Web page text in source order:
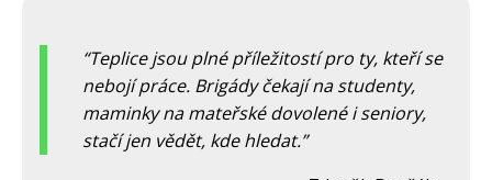
Teplice jsou plné příležitostí pro ty, kteří se
nebojí práce. Brigády čekají na studenty,
maminky na mateřské dovolené i seniory,
stačí jen vědět, kde hledat.